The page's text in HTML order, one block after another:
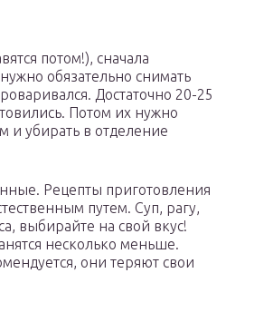
потом!), сначала
обязательно снимать
Достаточно 20-25
Потом их нужно
и убирать в отделение
Рецепты приготовления
путем. Суп, рагу,
выбирайте на свой вкус!
несколько меньше.
они теряют свои